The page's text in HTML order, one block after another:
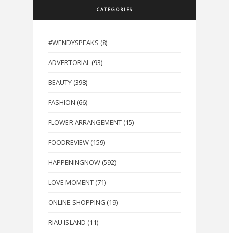
CATEGORIES
#WENDYSPEAKS (8)
ADVERTORIAL (93)
BEAUTY (398)
FASHION (66)
FLOWER ARRANGEMENT (15)
FOODREVIEW (159)
HAPPENINGNOW (592)
LOVE MOMENT (71)
ONLINE SHOPPING (19)
RIAU ISLAND (11)